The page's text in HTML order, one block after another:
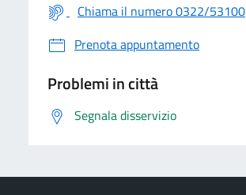
Chiama il numero 0322/53100
Prenota appuntamento
Problemi in città
Segnala disservizio